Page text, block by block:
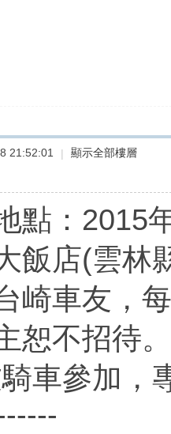
21:52:01 | 顯示全部樓層
點：2015
飯店(雲林
崎車友，
恕不招待。
車參加，